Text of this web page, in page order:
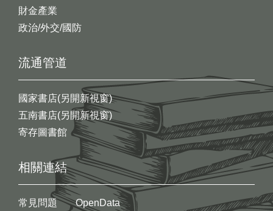
財金產業
政治/外交/國防
流通管道
國家書店(另開新視窗)
五南書店(另開新視窗)
寄存圖書館
相關連結
常見問題
OpenData